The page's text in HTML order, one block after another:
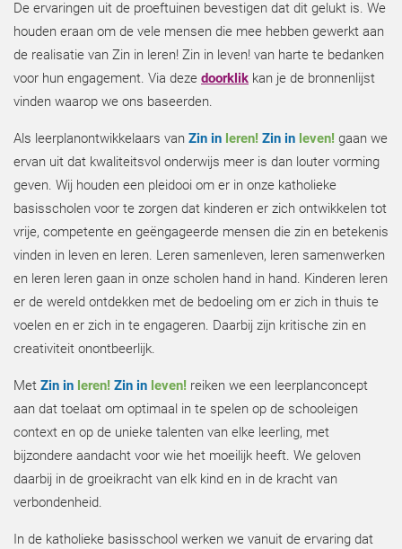
De ervaringen uit de proeftuinen bevestigen dat dit gelukt is. We
houden eraan om de vele mensen die mee hebben gewerkt aan
de realisatie van Zin in leren! Zin in leven! van harte te bedanken
voor hun engagement. Via deze doorklik kan je de bronnenlijst
vinden waarop we ons baseerden.
Als leerplanontwikkelaars van Zin in leren! Zin in leven! gaan we
ervan uit dat kwaliteitsvol onderwijs meer is dan louter vorming
geven. Wij houden een pleidooi om er in onze katholieke
basisscholen voor te zorgen dat kinderen er zich ontwikkelen tot
vrije, competente en geëngageerde mensen die zin en betekenis
vinden in leven en leren. Leren samenleven, leren samenwerken
en leren leren gaan in onze scholen hand in hand. Kinderen leren
er de wereld ontdekken met de bedoeling om er zich in thuis te
voelen en er zich in te engageren. Daarbij zijn kritische zin en
creativiteit onontbeerlijk.
Met Zin in leren! Zin in leven! reiken we een leerplanconcept
aan dat toelaat om optimaal in te spelen op de schooleigen
context en op de unieke talenten van elke leerling, met
bijzondere aandacht voor wie het moeilijk heeft. We geloven
daarbij in de groeikracht van elk kind en in de kracht van
verbondenheid.
In de katholieke basisschool werken we vanuit de ervaring dat